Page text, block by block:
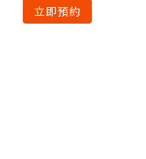
立即預約